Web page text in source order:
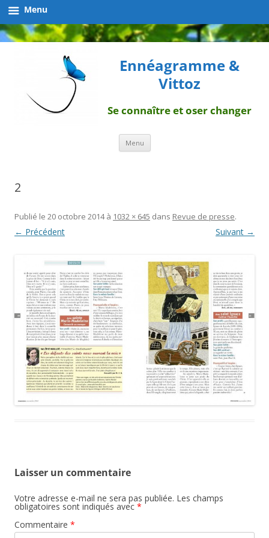
Ennéagramme &
Vittoz
Se connaître et oser changer
Menu Aller
contenu
2
Publié le 20 octobre 2014à 1032 × 645 dans Revue de presse.
← Précédent Suivant →
Laisser un commentaire
Votre adresse e-mail ne sera pas publiée. Les champs
obligatoires sont indiqués avec *
Commentaire *
Menu